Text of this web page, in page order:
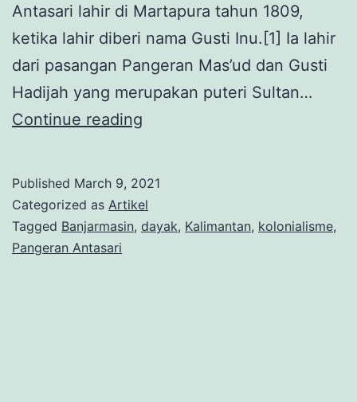
Antasari lahir di Martapura tahun 1809,
ketika lahir diberi nama Gusti Inu.[1] Ia lahir
dari pasangan Pangeran Mas’ud dan Gusti
Hadijah yang merupakan puteri Sultan…
Continue reading
Antasari
dan
Published March 9, 2021
Categorized as Artikel
Tagged Banjarmasin, dayak, Kalimantan, kolonialisme,
Pangeran Antasari